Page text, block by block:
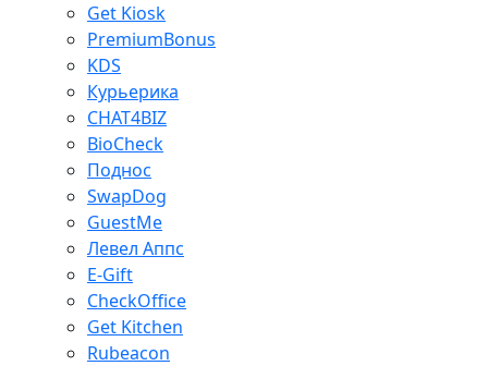
Get Kiosk
PremiumBonus
KDS
Курьерика
CHAT4BIZ
BioCheck
Поднос
SwapDog
GuestMe
Левел Аппс
E-Gift
CheckOffice
Get Kitchen
Rubeacon